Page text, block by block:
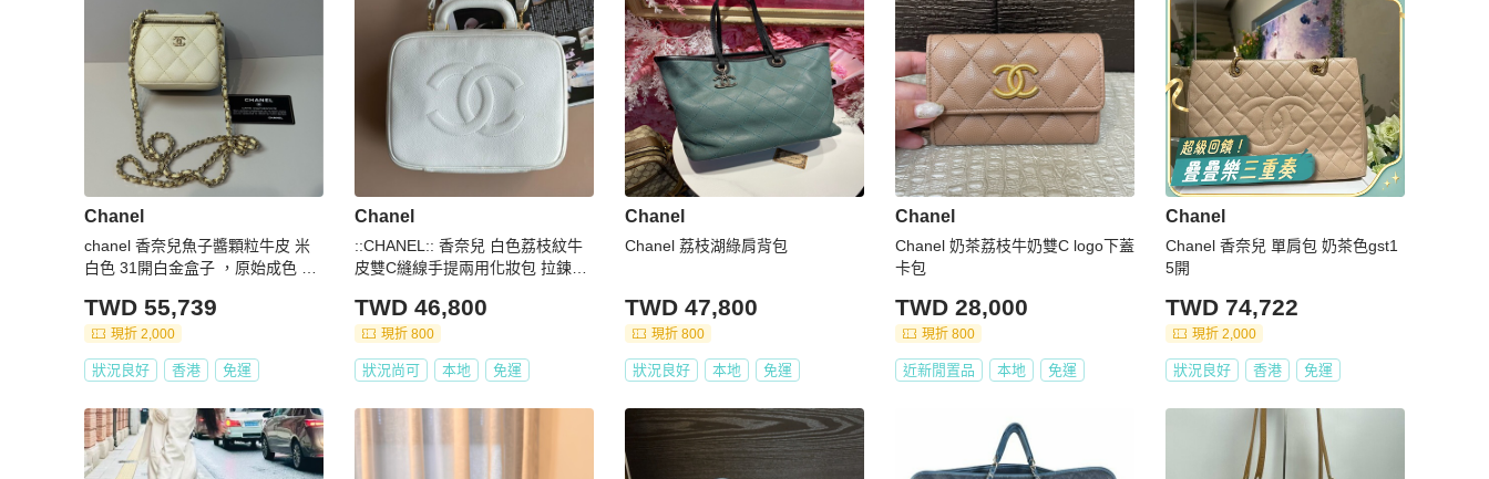
Chanel
chanel 香奈兒魚子醬顆粒牛皮 米
白色 31開白金盒子 ，原始成色 有
TWD 55,739
現折 2,000
狀況良好 香港 免運
Chanel
::CHANEL:: 香奈兒 白色荔枝紋牛
皮雙C縫線手提兩用化妝包 拉鍊斜
TWD 46,800
現折 800
狀況尚可 本地 免運
Chanel
Chanel 荔枝湖綠肩背包
TWD 47,800
現折 800
狀況良好 本地 免運
Chanel
Chanel 奶茶荔枝牛奶雙C logo下蓋
卡包
TWD 28,000
現折 800
近新閒置品 本地 免運
Chanel
Chanel 香奈兒 單肩包 奶茶色gst1
5開
TWD 74,722
現折 2,000
狀況良好 香港 免運